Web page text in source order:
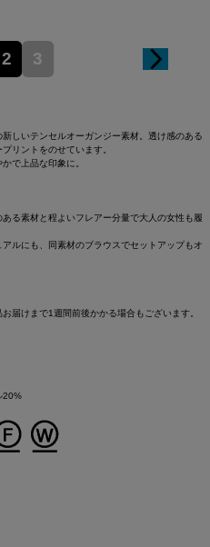
2 3
しいテンセルオーガンジー素材。透け感のある
リントをのせています。
で上品な印象に。
る素材と程よいフレアー分量で大人の女性も履
ルにも、同素材のブラウスでセットアップもオ
届けまで1週間前後かかる場合もございます。
20%